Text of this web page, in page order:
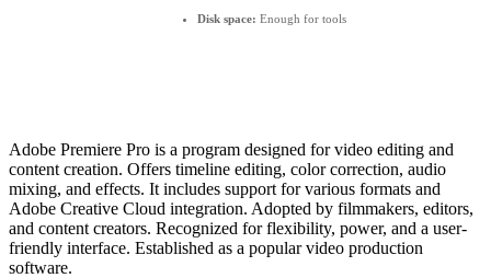
Disk space: Enough for tools
Adobe Premiere Pro is a program designed for video editing and
content creation. Offers timeline editing, color correction, audio
mixing, and effects. It includes support for various formats and
Adobe Creative Cloud integration. Adopted by filmmakers, editors,
and content creators. Recognized for flexibility, power, and a user-
friendly interface. Established as a popular video production
software.